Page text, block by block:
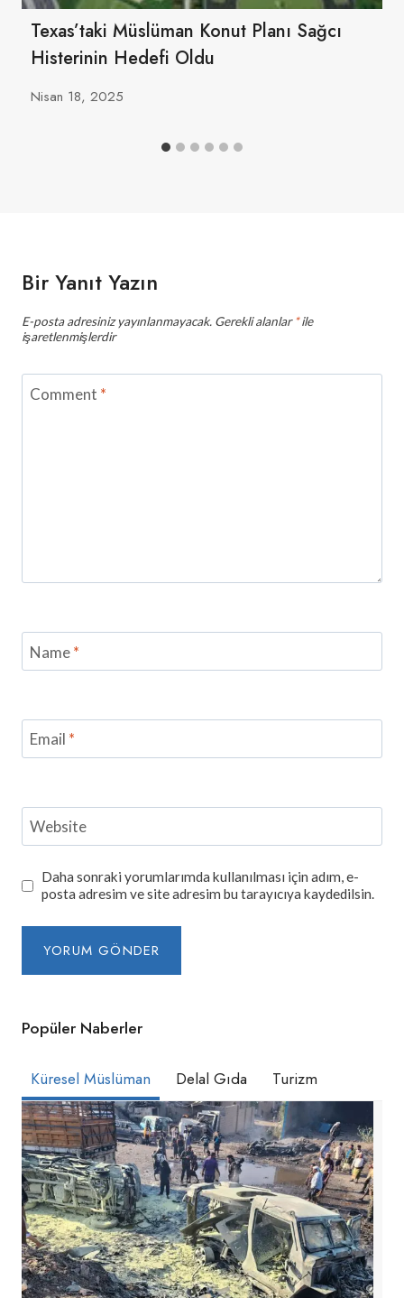
Texas’taki Müslüman Konut Planı Sağcı
Histerinin Hedefi Oldu
Nisan 18, 2025
Bir Yanıt Yazın
E-posta adresiniz yayınlanmayacak. Gerekli alanlar*ile
işaretlenmişlerdir
Comment *
Name*
Email *
Website
Daha sonraki yorumlarımda kullanılması için adım, e-
posta adresim ve site adresim bu tarayıcıya kaydedilsin.
Popüler Naberler
Küresel Müslüman Delal Gıda Turizm